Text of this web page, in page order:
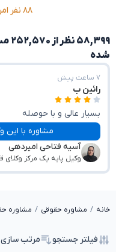
۸۸ نفر امروز
شده
۷ ساعت پیش
رائین ب
بسیار عالی و با حوصله
مشاوره با این وکیل
آسیه فتاحی امیردهی
وکیل پایه یک مرکز وکلای
خانه مشاوره حقوقی مشاوره
فیلتر جستجو مرتب سازی